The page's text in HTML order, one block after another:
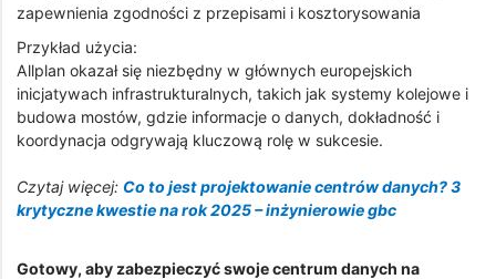
zapewnienia zgodności z przepisami i kosztorysowania
Przykład użycia:
Allplan okazał się niezbędny w głównych europejskich
inicjatywach infrastrukturalnych, takich jak systemy kolejowe i
budowa mostów, gdzie informacje o danych, dokładność i
koordynacja odgrywają kluczową rolę w sukcesie.
Czytaj więcej: Co to jest projektowanie centrów danych? 3
krytyczne kwestie na rok 2025 – inżynierowie gbc
Gotowy, aby zabezpieczyć swoje centrum danych na